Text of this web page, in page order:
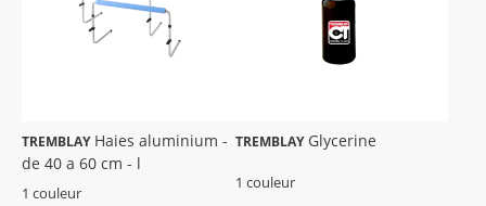
TREMBLAYHaies aluminium -
de 40 a 60 cm - l
1 couleur
TREMBLAY Glycerine
1 couleur